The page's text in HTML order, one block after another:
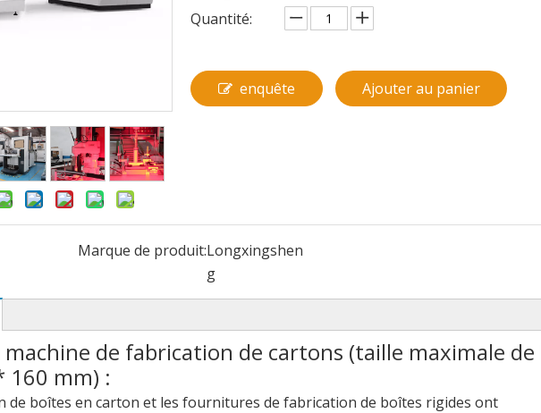
Quantité:
enquête Ajouter au panier
Marque de produit:Longxingshen
g
de fabrication de cartons (taille maximale de
160 mm) :
de boîtes en carton et les fournitures de fabrication de boîtes rigides ont